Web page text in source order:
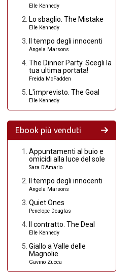
Elle Kennedy
Lo sbaglio. The Mistake
Elle Kennedy
Il tempo degli innocenti
Angela Marsons
The Dinner Party. Scegli la
tua ultima portata!
Freida McFadden
L'imprevisto. The Goal
Elle Kennedy
Ebook più venduti
Appuntamenti al buio e
omicidi alla luce del sole
Sara D'Amario
Il tempo degli innocenti
Angela Marsons
Quiet Ones
Penelope Douglas
Il contratto. The Deal
Elle Kennedy
Giallo a Valle delle
Magnolie
Gavino Zucca